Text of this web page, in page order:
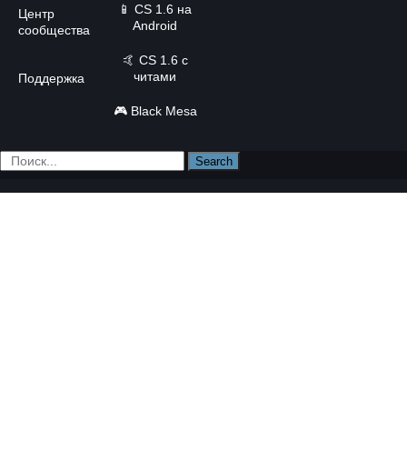
Центр
сообщества
Поддержка
📱 CS 1.6 на
Android
🤙 CS 1.6 с
читами
🎮 Black Mesa
Search